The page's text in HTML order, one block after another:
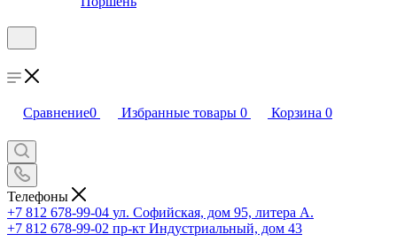
Сравнение0 Избранные товары 0 Корзина 0
Телефоны
+7 812 678-99-04 ул. Софийская, дом 95, литера А.
+7 812 678-99-02 пр-кт Индустриальный, дом 43